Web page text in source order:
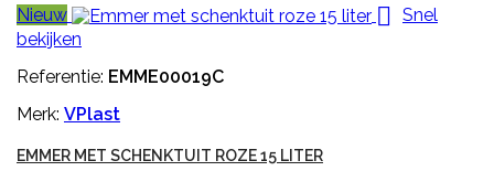
Nieuw
 Snel
bekijken
Referentie: EMME00019C
Merk: VPlast
EMMER MET SCHENKTUIT ROZE 15 LITER